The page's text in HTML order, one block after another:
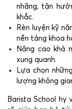
nhãng, tận
khắc.
Rèn luyện kỹ
nền tảng khoa
Nâng cao khả
xung quanh.
Lựa chọn
lượng không
Barista School